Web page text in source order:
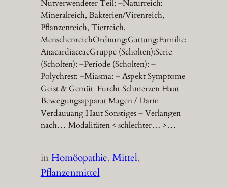
Nutverwendeter Teil: –Naturreich:
Mineralreich, Bakterien/Virenreich,
Pflanzenreich, Tierreich,
MenschenreichOrdnung:Gattung:Familie:
AnacardiaceaeGruppe (Scholten):Serie
(Scholten): –Periode (Scholten): –
Polychrest: –Miasma: – Aspekt Symptome
Geist & Gemüt Furcht Schmerzen Haut
Bewegungsapparat Magen / Darm
Verdauuang Haut Sonstiges – Verlangen
nach… Modalitäten < schlechter… >…
inHomöopathie, Mittel
Pflanzenmittel